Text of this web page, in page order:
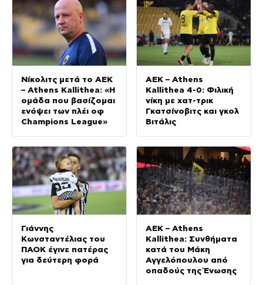
Νίκολιτς μετά το ΑΕΚ
– Athens Kallithea: «Η
ομάδα που βασίζομαι
ενόψει των πλέι οφ
Champions League»
ΑΕΚ – Athens
Kallithea 4-0: Φιλική
νίκη με χατ-τρικ
Γκατσίνοβιτς και γκολ
Βιτάλις
Γιάννης
Κωνσταντέλιας του
ΠΑΟΚ έγινε πατέρας
για δεύτερη φορά
ΑΕΚ – Athens
Kallithea: Συνθήματα
κατά του Μάκη
Αγγελόπουλου από
οπαδούς της Ένωσης